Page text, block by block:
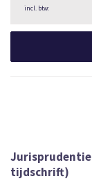
Jurisprudentie
tijdschrift)